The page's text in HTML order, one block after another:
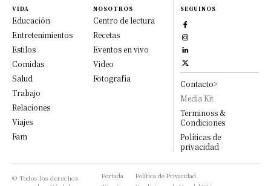
VIDA
Educación
Entretenimientos
Estilos
Comidas
Salud
Trabajo
Relaciones
Viajes
Fam
NOSOTROS
Centro de lectura
Recetas
Eventos en vivo
Video
Fotografía
SEGUINOS
Contacto>
Media Kit
Terminoss &
Condiciones
Políticas de
privacidad
© Todos los derechos
Portada
Política de Privacidad